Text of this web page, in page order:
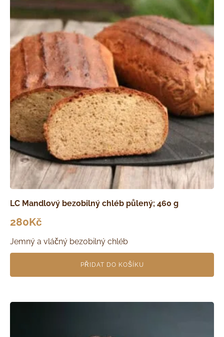
LC Mandlový bezobilný chléb půlený; 460 g
280Kč
Jemný a vláčný bezobilný chléb
PŘIDAT DO KOŠÍKU